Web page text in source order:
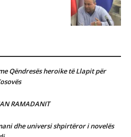
Qëndresës heroike të Llapit për
RAMADANIT
dhe universi shpirtëror i novelës